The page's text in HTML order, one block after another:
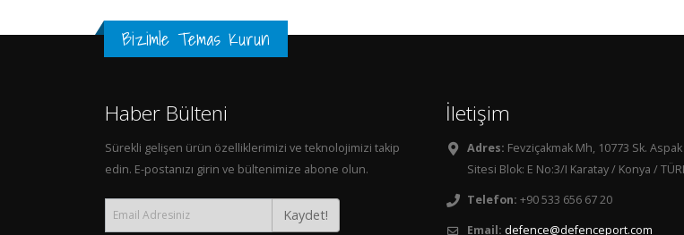
Bizimle Temas Kurun
Haber Bülteni
Sürekli gelişen ürün özelliklerimizi ve teknolojimizi takip
edin. E-postanızı girin ve bültenimize abone olun.
Kaydet!
İletişim
Adres: Fevziçakmak Mh, 10773 Sk.
Sitesi Blok: E No:3/I Karatay / Konya /
Telefon: +90 533 656 67 20
Email: defence@defenceport.com